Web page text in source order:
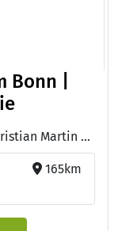
Bonn |
Ärzte: Privatdozent Dr. med. habil. Christian Martin Kurbacher, Facharzt für Gynäkologie und Geburtshilfe - Schwerpunkt Gynäkologische Onkologie - Jutta A. Kurbacher, Fachärztin für Gynäkologie und Geburtshilfe
165km